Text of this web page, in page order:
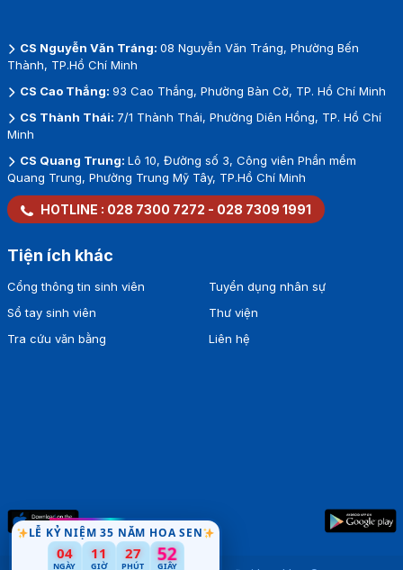
LỄ KỶ NIỆM 35 NĂM HOA SEN
04
NGÀY
11
GIỜ
27
PHÚT
52
GIÂY
CS Nguyễn Văn Tráng: 08 Nguyễn Văn Tráng, Phường Bến
Thành, TP.Hồ Chí Minh
CS Cao Thắng: 93 Cao Thắng, Phường Bàn Cờ, TP. Hồ Chí Minh
CS Thành Thái: 7/1 Thành Thái, Phường Diên Hồng, TP. Hồ Chí
Minh
CS Quang Trung: Lô 10, Đường số 3, Công viên Phần mềm
Quang Trung, Phường Trung Mỹ Tây, TP.Hồ Chí Minh
HOTLINE : 028 7300 7272 - 028 7309 1991
Tiện ích khác
Cổng thông tin sinh viên
Sổ tay sinh viên
Tra cứu văn bằng
Tuyển dụng nhân sự
Thư viện
Liên hệ